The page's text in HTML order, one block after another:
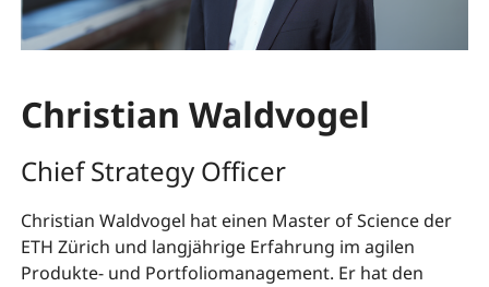
Christian Waldvogel
Chief Strategy Officer
Christian Waldvogel hat einen Master of Science der
ETH Zürich und langjährige Erfahrung im agilen
Produkte- und Portfoliomanagement. Er hat den